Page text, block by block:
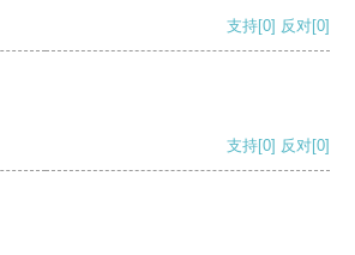
支持[0] 反对[0]
支持[0] 反对[0]